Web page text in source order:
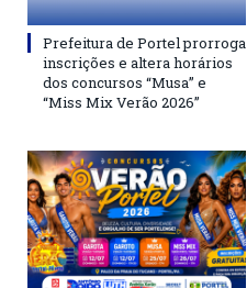
Prefeitura de Portel prorroga
inscrições e altera horários
dos concursos “Musa” e
“Miss Mix Verão 2026”